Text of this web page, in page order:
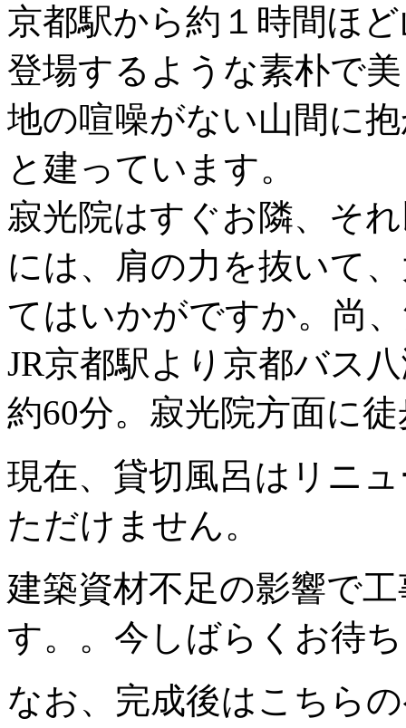
京都駅から約１時間ほ
登場するような素朴で
地の喧噪がない山間に
と建っています。
寂光院はすぐお隣、そ
には、肩の力を抜いて
てはいかがですか。尚
JR京都駅より京都バス
約60分。寂光院方面に
現在、貸切風呂はリニ
ただけません。
建築資材不足の影響で
す。。今しばらくお待
なお、完成後はこちら